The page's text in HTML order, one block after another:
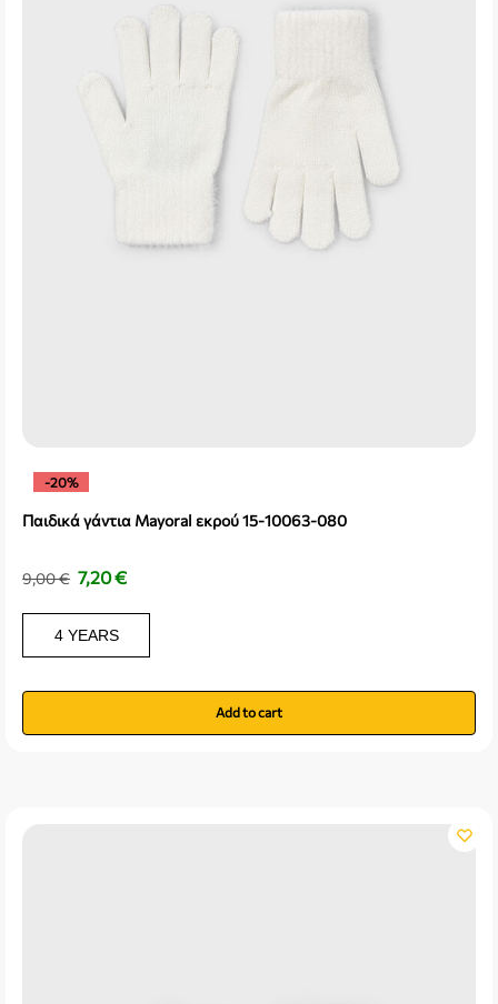
-20%
Παιδικά γάντια Mayoral εκρού 15-10063-080
9,00€ 7,20€
4 YEARS
Add to cart